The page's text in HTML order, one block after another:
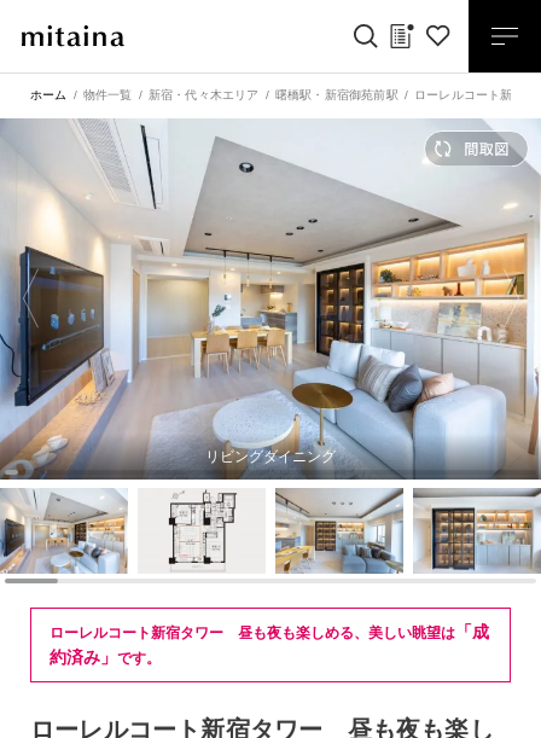
ホーム 物件一覧 新宿・代々木エリア 曙橋駅 ・ 新宿御苑前駅 ローレルコート新宿
リビングダイニング
ローレルコート新宿タワー 昼も夜も楽しめる、美しい眺望は 「成
約済み」 です。
ローレルコート新宿タワー 昼も夜も楽し